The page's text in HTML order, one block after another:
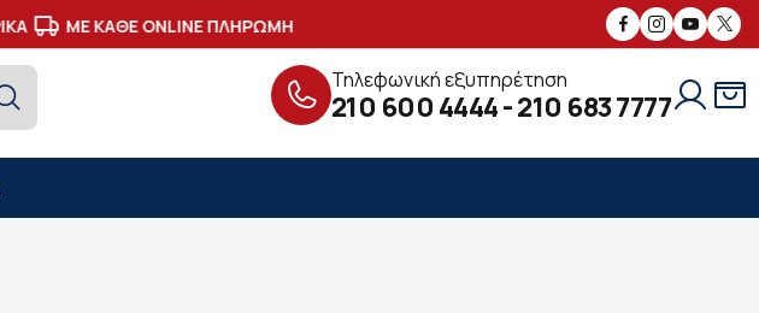
ΜΕ ΚΑΘΕ ONLINE ΠΛΗΡΩΜΗ
Τηλεφωνική εξυπηρέτηση
210 600 4444-210 683 7777